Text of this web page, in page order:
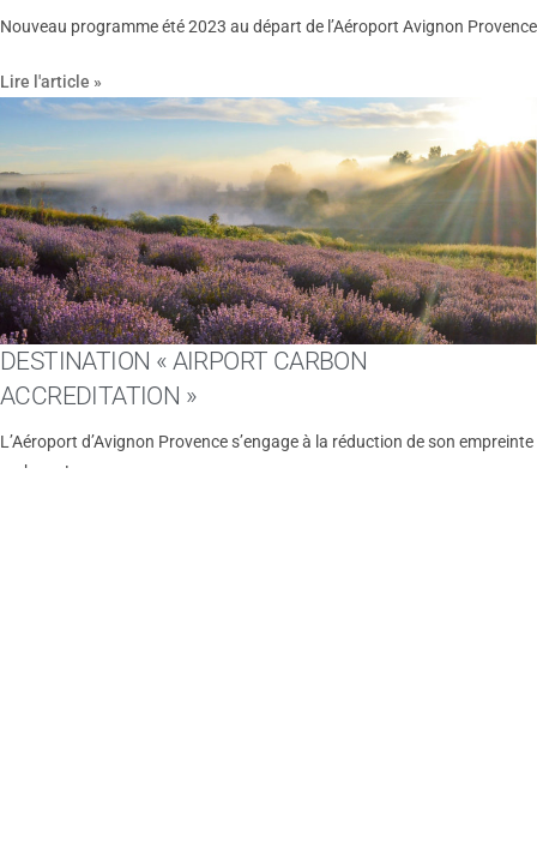
Nouveau programme été 2023 au départ de l’Aéroport Avignon Provence
Lire l'article »
DESTINATION « AIRPORT CARBON
ACCREDITATION »
L’Aéroport d’Avignon Provence s’engage à la réduction de son empreinte
carbone !